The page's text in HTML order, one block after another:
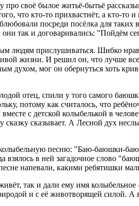
про своё былое житьё-бытьё
что кто-то прихвастнёт, а кто-
посреди посёлка для
так и договаривались: "Пойдём
людям прислушиваться. Шибко
жизни. И решил он, что лучше
духом, мог он обернуться хоть
отец, спили у того самого
потому как считалось, что
с детской колыбелькой в
сказывает. А Лесной дух
песню: "Баю-баюшки-
взялось в ней загадочное слово
напевали, какими ребятишки
так и дали ему имя
и с её животворящей силой.